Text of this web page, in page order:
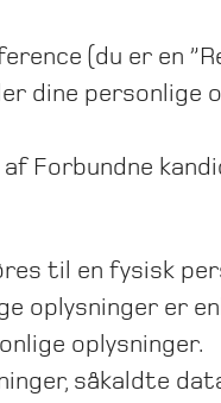
(du er en
dine personlige
Forbundne
til en fysisk
oplysninger er
oplysninger.
såkaldte